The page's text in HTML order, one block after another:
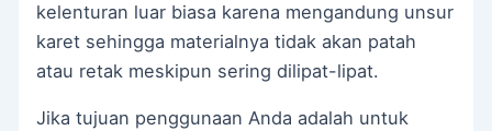
kelenturan luar biasa karena mengandung unsur
karet sehingga materialnya tidak akan patah
atau retak meskipun sering dilipat-lipat.
Jika tujuan penggunaan Anda adalah untuk